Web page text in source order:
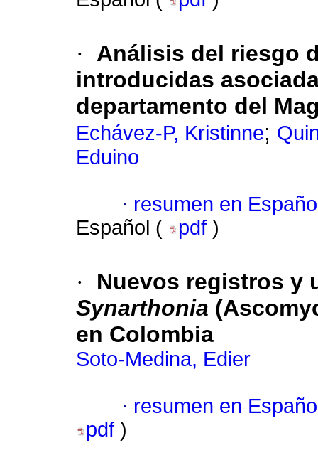
·
Análisis del riesgo
introducidas
departamento del
Echávez-P, Kristinne;
Eduino
· resumen en
Español (
pdf )
·
Nuevos registros y
Synarthonia
en Colombia
Soto-Medina, Edier
· resumen en
pdf )